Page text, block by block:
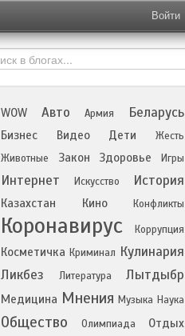
Войти
WOW Авто Армия Беларусь
Бизнес Видео Дети
Жесть
Животные
Закон Здоровье Игры
Интернет Искусство История
Казахстан Кино Конфликты
Коронавирус Коррупция
Косметичка Криминал Кулинария
Ликбез
Литература Лытдыбр
Медицина Мнения Музыка Наука
Общество Олимпиада
Отдых